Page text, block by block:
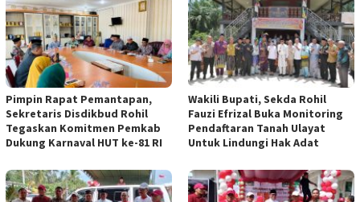
Pimpin Rapat Pemantapan,
Sekretaris Disdikbud Rohil
Tegaskan Komitmen Pemkab
Dukung Karnaval HUT ke-81 RI
Wakili Bupati, Sekda Rohil
Fauzi Efrizal Buka Monitoring
Pendaftaran Tanah Ulayat
Untuk Lindungi Hak Adat